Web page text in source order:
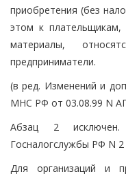
приобретения (без
этом к
материалы,
предприниматели.
(в ред. Изменений и
МНС РФ от 03.08.99 N
Абзац 2
Госналогслужбы РФ N 2
Для организаций и